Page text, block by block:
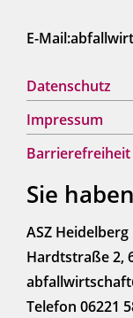
E-
Datenschutz
Impressum
Barrierefreiheit
Sie
ASZ Heidelberg
Hardtstraße 2,
Telefon 06221